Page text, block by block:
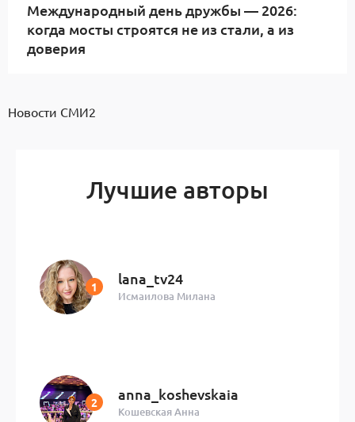
Международный день дружбы — 2026:
когда мосты строятся не из стали, а из
доверия
Новости СМИ2
Лучшие авторы
lana_tv24
Исмаилова Милана
anna_koshevskaia
Кошевская Анна